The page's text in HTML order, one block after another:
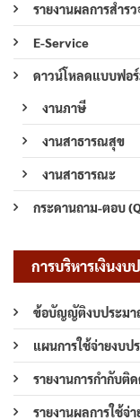
รายงานผลการสำร
E-Service
ดาวน์โหลดแบบฟอ
งานภาษี
งานสาธารณสุข
งานสาธารณะ
กระดานถาม-ตอบ
การบริหารเงินง
ข้อบัญญัติงบประมา
แผนการใช้จ่ายงบ
รายงานการกำกับติ
รายงานผลการใช้จ่